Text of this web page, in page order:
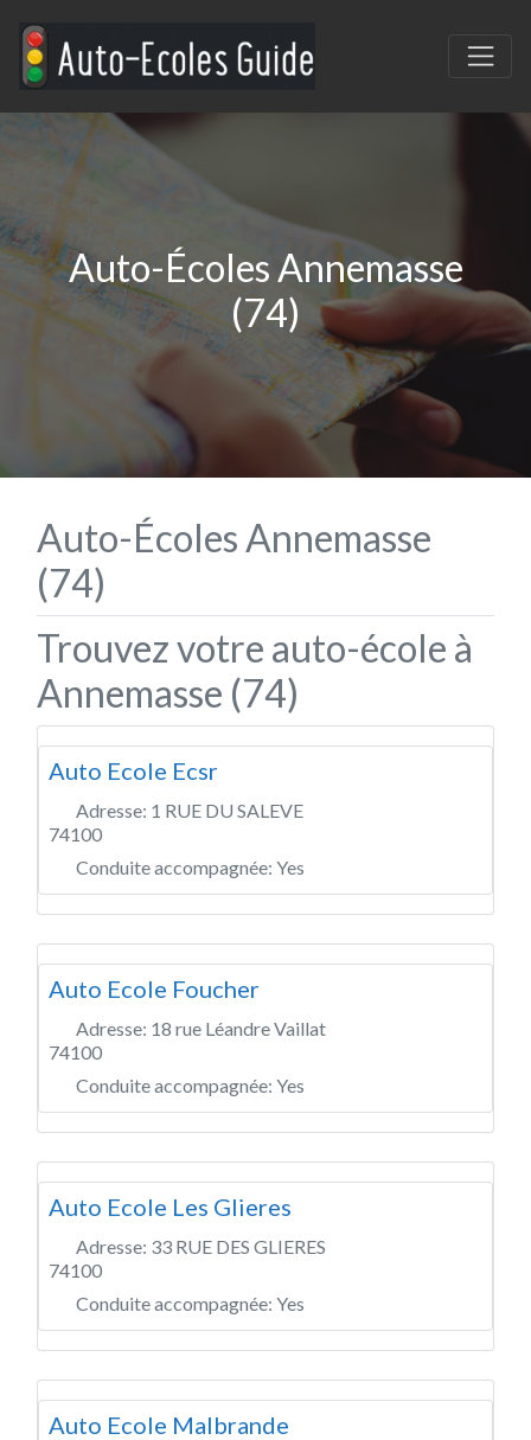
Auto-Écoles Annemasse
(74)
Auto-Écoles Annemasse
(74)
Trouvez votre auto-école à
Annemasse (74)
Auto Ecole Ecsr
Adresse: 1 RUE DU SALEVE
74100
Conduite accompagnée: Yes
Auto Ecole Foucher
Adresse: 18 rue Léandre Vaillat
74100
Conduite accompagnée: Yes
Auto Ecole Les Glieres
Adresse: 33 RUE DES GLIERES
74100
Conduite accompagnée: Yes
Auto Ecole Malbrande